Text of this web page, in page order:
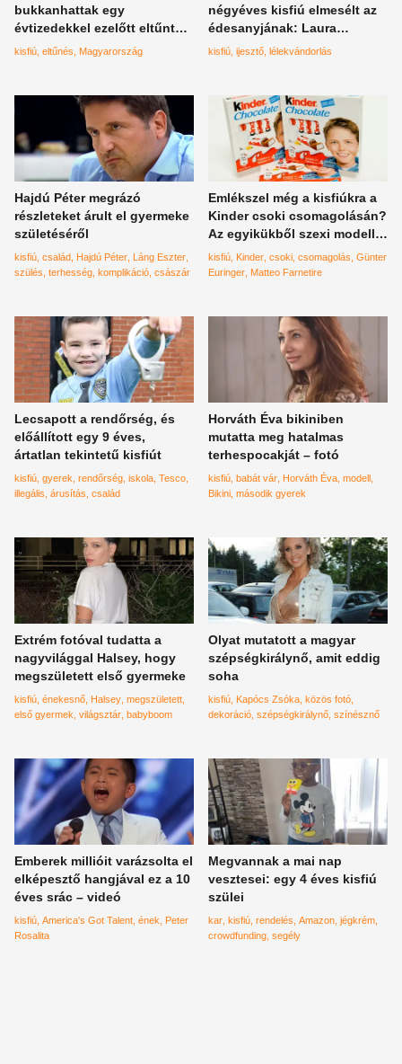
bukkanhattak egy
évtizedekkel ezelőtt eltűnt
kisfiú csontvázára, a szülők
kisfiú eltűnés Magyarország
négyéves kisfiú elmesélt az
édesanyjának: Laura
könnyekben tört ki amikor
kisfiú ijesztő lélekvándorlás
Hajdú Péter megrázó
részleteket árult el gyermeke
születéséről
kisfiú család Hajdú Péter Láng Eszter
szülés terhesség komplikáció császár
Emlékszel még a kisfiúkra a
Kinder csoki csomagolásán?
Az egyikükből szexi modell
lett – képek
kisfiú Kinder csoki csomagolás Günter
Euringer Matteo Farnetire
Lecsapott a rendőrség, és
előállított egy 9 éves,
ártatlan tekintetű kisfiút
kisfiú gyerek rendőrség iskola Tesco
illegális árusítás család
Horváth Éva bikiniben
mutatta meg hatalmas
terhespocakját – fotó
kisfiú babát vár Horváth Éva modell
Bikini második gyerek
Extrém fotóval tudatta a
nagyvilággal Halsey, hogy
megszületett első gyermeke
kisfiú énekesnő Halsey megszületett
első gyermek világsztár babyboom
Olyat mutatott a magyar
szépségkirálynő, amit eddig
soha
kisfiú Kapócs Zsóka közös fotó
dekoráció szépségkirálynő színésznő
Emberek millióit varázsolta el
elképesztő hangjával ez a 10
éves srác – videó
kisfiú America's Got Talent ének
Peter
Rosalita
Megvannak a mai nap
vesztesei: egy 4 éves kisfiú
szülei
kar kisfiú rendelés Amazon jégkrém
crowdfunding segély